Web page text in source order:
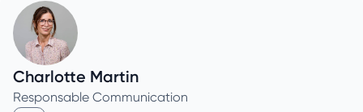
Charlotte Martin
Responsable Communication